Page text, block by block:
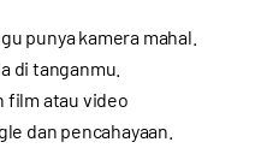
punya kamera mahal.
di tanganmu.
film atau video
dan pencahayaan.